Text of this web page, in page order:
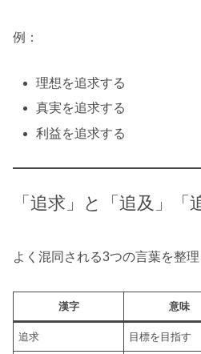
例：
理想を追求する
真実を追求する
利益を追求する
「追求」と「追及」「
よく混同される3つの言葉を整理
漢字 意味
追求 目標を目指す